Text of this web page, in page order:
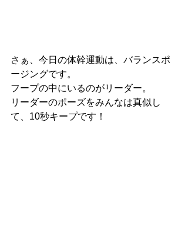
さぁ、今日の体幹運動は、バランスポ
ージングです。
フープの中にいるのがリーダー。
リーダーのポーズをみんなは真似し
て、10秒キープです！